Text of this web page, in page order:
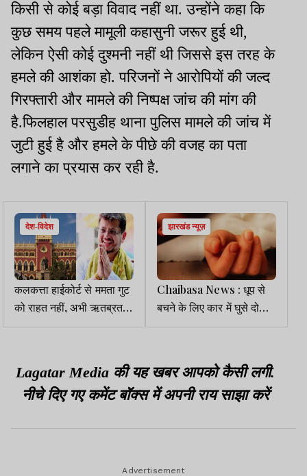
किसी से कोई बड़ा विवाद नहीं था. उन्होंने कहा कि
कुछ समय पहले मामूली कहासुनी जरूर हुई थी,
लेकिन ऐसी कोई दुश्मनी नहीं थी जिससे इस तरह के
हमले की आशंका हो. परिजनों ने आरोपियों की जल्द
गिरफ्तारी और मामले की निष्पक्ष जांच की मांग की
है.फिलहाल परसुडीह थाना पुलिस मामले की जांच में
जुटी हुई है और हमले के पीछे की वजह का पता
लगाने का प्रयास कर रही है.
देश-विदेश
कलकत्ता हाईकोर्ट से ममता गुट
को राहत नहीं, अभी ऋतब्रत
बनर्जी विस में नेता प्रतिपक्ष बने
झारखंड न्यूज़
Chaibasa News : धूप से
बचने के लिए कार में घुसे दो
बच्चे, दम घुटने से एक बच्ची की
Lagatar Media की यह खबर आपको कैसी लगी.
नीचे दिए गए कमेंट बॉक्स में अपनी राय साझा करें
Advertisement